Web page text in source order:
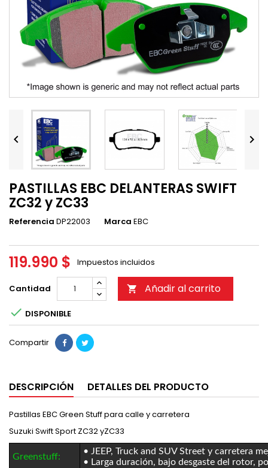
 
PASTILLAS EBC DELANTERAS SWIFT
ZC32 y ZC33
Referencia DP22003 Marca EBC
119.990 $ Impuestos incluidos
Cantidad  Añadir al carrito
 DISPONIBLE
Compartir
DESCRIPCIÓN DETALLES DEL PRODUCTO
Pastillas EBC Green Stuff para calle y carretera
Suzuki Swift Sport ZC32 yZC33
Greenstuff:
• JEEP, Truck and SUV Street y carretera
• Larga duración, bajo desgaste del rotor,